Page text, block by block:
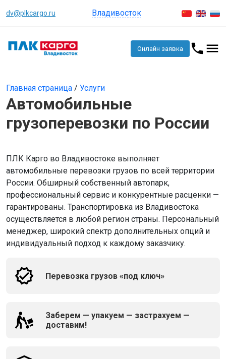
dv@plkcargo.ru Владивосток
Онлайн заявка
Главная страница / Услуги
Автомобильные
грузоперевозки по России
ПЛК Карго во Владивостоке выполняет
автомобильные перевозки грузов по всей территории
России. Обширный собственный автопарк,
профессиональный сервис и конкурентные расценки —
гарантированы. Транспортировка из Владивостока
осуществляется в любой регион страны. Персональный
менеджер, широкий спектр дополнительных опций и
индивидуальный подход к каждому заказчику.
Перевозка грузов «под ключ»
Заберем — упакуем — застрахуем —
доставим!